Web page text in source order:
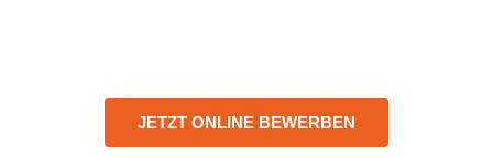
JETZT ONLINE BEWERBEN